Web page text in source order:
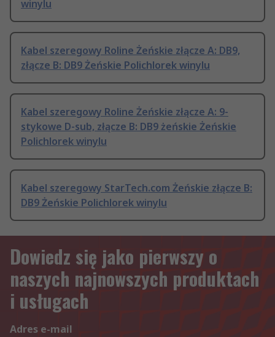
winylu
Kabel szeregowy Roline Żeńskie złącze A: DB9,
złącze B: DB9 Żeńskie Polichlorek winylu
Kabel szeregowy Roline Żeńskie złącze A: 9-
stykowe D-sub, złącze B: DB9 żeńskie Żeńskie
Polichlorek winylu
Kabel szeregowy StarTech.com Żeńskie złącze B:
DB9 Żeńskie Polichlorek winylu
Dowiedz się jako pierwszy o
naszych najnowszych produktach
i usługach
Adres e-mail